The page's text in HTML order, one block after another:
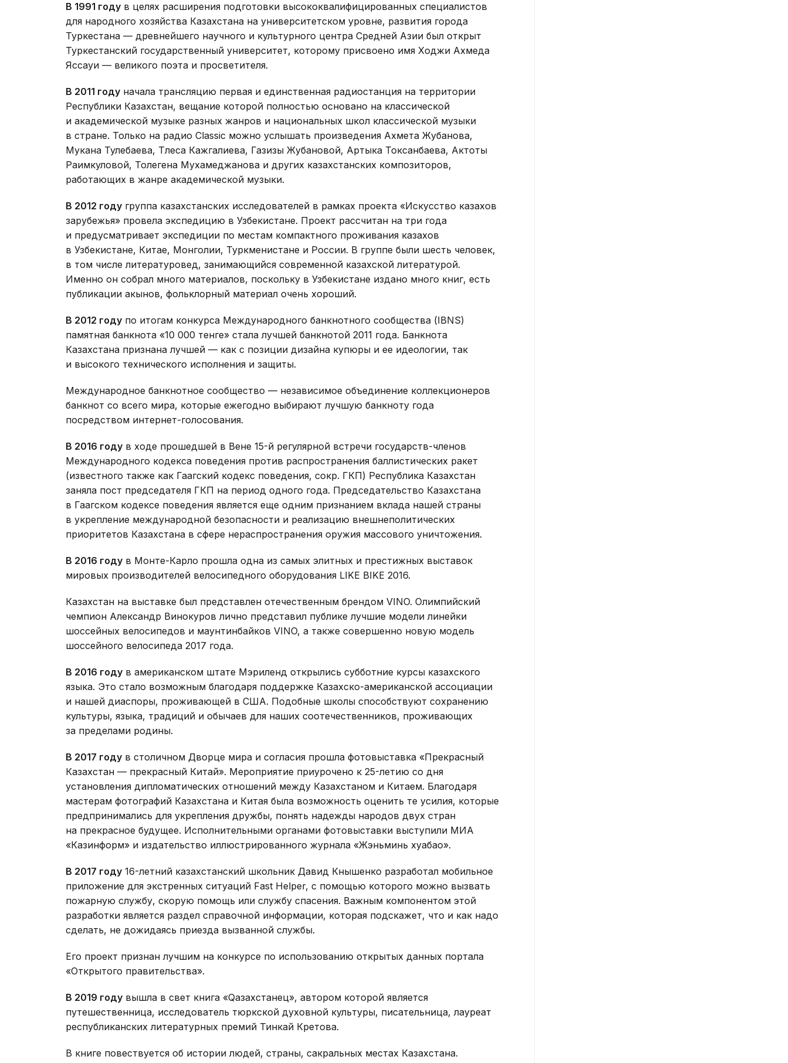
В 1991 году в целях расширения подготовки высококвалифицированных специалистов
для народного хозяйства Казахстана на университетском уровне, развития города
Туркестана — древнейшего научного и культурного центра Средней Азии был открыт
Туркестанский государственный университет, которому присвоено имя Ходжи Ахмеда
Яссауи — великого поэта и просветителя.
В 2011 году начала трансляцию первая и единственная радиостанция на территории
Республики Казахстан, вещание которой полностью основано на классической
и академической музыке разных жанров и национальных школ классической музыки
в стране. Только на радио Classic можно услышать произведения Ахмета Жубанова,
Мукана Тулебаева, Тлеса Кажгалиева, Газизы Жубановой, Артыка Токсанбаева, Актоты
Раимкуловой, Толегена Мухамеджанова и других казахстанских композиторов,
работающих в жанре академической музыки.
В 2012 году группа казахстанских исследователей в рамках проекта «Искусство казахов
зарубежья» провела экспедицию в Узбекистане. Проект рассчитан на три года
и предусматривает экспедиции по местам компактного проживания казахов
в Узбекистане, Китае, Монголии, Туркменистане и России. В группе были шесть человек,
в том числе литературовед, занимающийся современной казахской литературой.
Именно он собрал много материалов, поскольку в Узбекистане издано много книг, есть
публикации акынов, фольклорный материал очень хороший.
В 2012 году по итогам конкурса Международного банкнотного сообщества (IBNS)
памятная банкнота «10 000 тенге» стала лучшей банкнотой 2011 года. Банкнота
Казахстана признана лучшей — как с позиции дизайна купюры и ее идеологии, так
и высокого технического исполнения и защиты.
Международное банкнотное сообщество — независимое объединение коллекционеров
банкнот со всего мира, которые ежегодно выбирают лучшую банкноту года
посредством интернет-голосования.
В 2016 году в ходе прошедшей в Вене 15-й регулярной встречи государств-членов
Международного кодекса поведения против распространения баллистических ракет
(известного также как Гаагский кодекс поведения, сокр. ГКП) Республика Казахстан
заняла пост председателя ГКП на период одного года. Председательство Казахстана
в Гаагском кодексе поведения является еще одним признанием вклада нашей страны
в укрепление международной безопасности и реализацию внешнеполитических
приоритетов Казахстана в сфере нераспространения оружия массового уничтожения.
В 2016 году в Монте-Карло прошла одна из самых элитных и престижных выставок
мировых производителей велосипедного оборудования LIKE BIKE 2016.
Казахстан на выставке был представлен отечественным брендом VINO. Олимпийский
чемпион Александр Винокуров лично представил публике лучшие модели линейки
шоссейных велосипедов и маунтинбайков VINO, а также совершенно новую модель
шоссейного велосипеда 2017 года.
В 2016 году в американском штате Мэриленд открылись субботние курсы казахского
языка. Это стало возможным благодаря поддержке Казахско-американской ассоциации
и нашей диаспоры, проживающей в США. Подобные школы способствуют сохранению
культуры, языка, традиций и обычаев для наших соотечественников, проживающих
за пределами родины.
В 2017 году в столичном Дворце мира и согласия прошла фотовыставка «Прекрасный
Казахстан — прекрасный Китай». Мероприятие приурочено к 25-летию со дня
установления дипломатических отношений между Казахстаном и Китаем. Благодаря
мастерам фотографий Казахстана и Китая была возможность оценить те усилия, которые
предпринимались для укрепления дружбы, понять надежды народов двух стран
на прекрасное будущее. Исполнительными органами фотовыставки выступили МИА
«Казинформ» и издательство иллюстрированного журнала «Жэньминь хуабао».
В 2017 году 16-летний казахстанский школьник Давид Кнышенко разработал мобильное
приложение для экстренных ситуаций Fast Helper, с помощью которого можно вызвать
пожарную службу, скорую помощь или службу спасения. Важным компонентом этой
разработки является раздел справочной информации, которая подскажет, что и как надо
сделать, не дожидаясь приезда вызванной службы.
Его проект признан лучшим на конкурсе по использованию открытых данных портала
«Открытого правительства».
В 2019 году вышла в свет книга «Qазахстанец», автором которой является
путешественница, исследователь тюркской духовной культуры, писательница, лауреат
республиканских литературных премий Тинкай Кретова.
В книге повествуется об истории людей, страны, сакральных местах Казахстана.